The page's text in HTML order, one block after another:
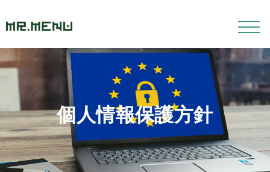
個人情報保護方針